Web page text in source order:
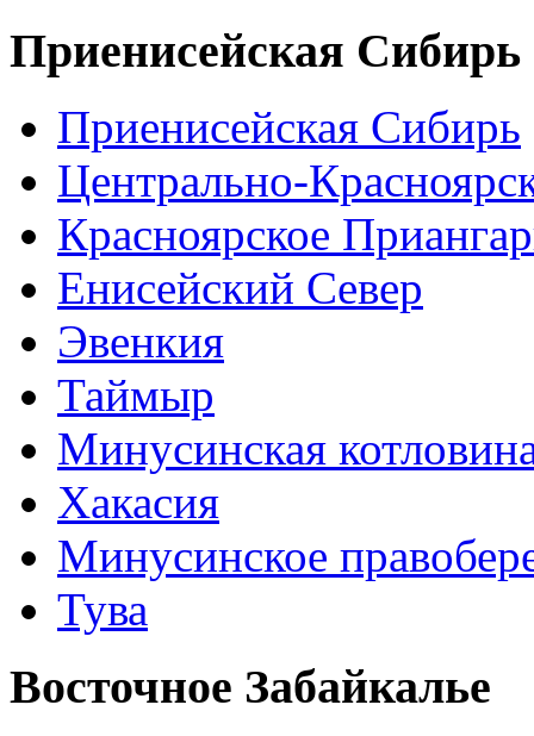
Приенисейская Сибирь
Приенисейская Сибирь
Центрально-
Красноярское
Енисейский Север
Эвенкия
Таймыр
Минусинская
Хакасия
Минусинское
Тува
Восточное Забайкалье